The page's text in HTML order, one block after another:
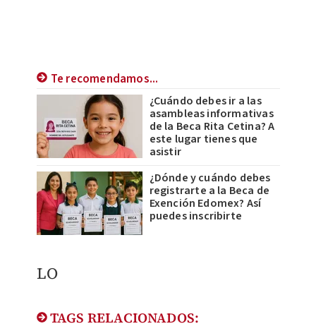
Te recomendamos...
¿Cuándo debes ir a las
asambleas informativas
de la Beca Rita Cetina? A
este lugar tienes que
asistir
¿Dónde y cuándo debes
registrarte a la Beca de
Exención Edomex? Así
puedes inscribirte
LO
TAGS RELACIONADOS: